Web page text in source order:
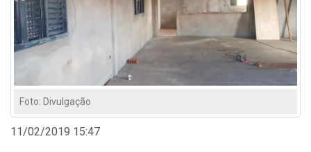
Foto: Divulgação
11/02/2019 15:47